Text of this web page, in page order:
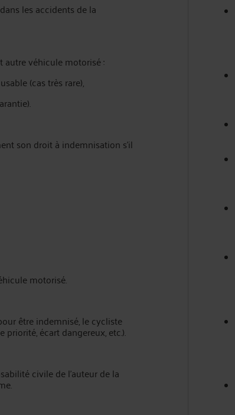
les accidents de la
véhicule motorisé :
(cas très rare),
son droit à indemnisation s’il
motorisé.
être indemnisé, le cycliste
priorité, écart dangereux, etc.).
civile de l’auteur de la